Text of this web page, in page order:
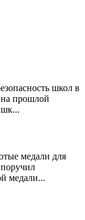
школ в
прошлой
шк...
медали для
медали...